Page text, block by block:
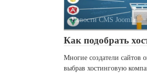
Новости CMS Joomla
Как подобрать
Многие создатели сайтов
выбрав хостинговую